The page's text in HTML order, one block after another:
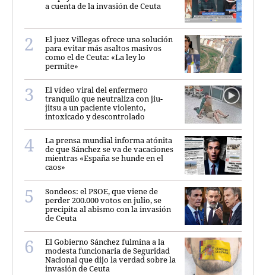
a cuenta de la invasión de Ceuta
El juez Villegas ofrece una solución
para evitar más asaltos masivos
como el de Ceuta: «La ley lo
permite»
El vídeo viral del enfermero
tranquilo que neutraliza con jiu-
jitsu a un paciente violento,
intoxicado y descontrolado
La prensa mundial informa atónita
de que Sánchez se va de vacaciones
mientras «España se hunde en el
caos»
Sondeos: el PSOE, que viene de
perder 200.000 votos en julio, se
precipita al abismo con la invasión
de Ceuta
El Gobierno Sánchez fulmina a la
modesta funcionaria de Seguridad
Nacional que dijo la verdad sobre la
invasión de Ceuta